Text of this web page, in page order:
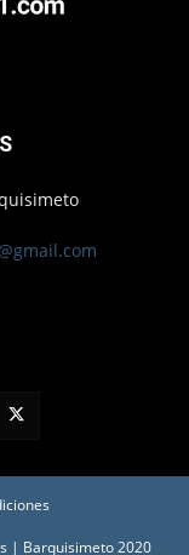
| Barquisimeto 2020